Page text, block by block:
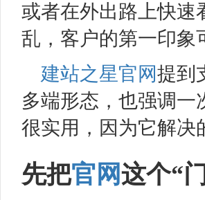
或者在外出路上快速
乱，客户的第一印象
建站之星官网提到
多端形态，也强调一
很实用，因为它解决
先把官网这个“